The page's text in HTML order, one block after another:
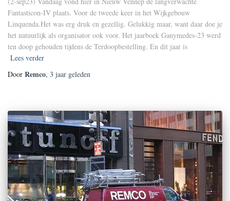
Fantasticon-IV plaats. Voor de tweede keer in het Wijkgebouw
Linquenda.Het was erg druk en gezellig. Gelukkig maar, want daar doe je
het natuurlijk als organisator ook voor. Het jaarboek Ganymedes-23 werd
ten doop gehouden tijdens de Terdoopbestelling. En dit jaar is
Lees verder
Door Remco, 3 jaar geleden